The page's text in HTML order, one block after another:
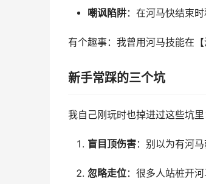
嘲讽陷阱：在河马快结束
有个趣事：我曾用河马技能在
新手常踩的三个坑
我自己刚玩时也掉进过这些坑里
盲目顶伤害：别以为有河
忽略走位：很多人站桩开